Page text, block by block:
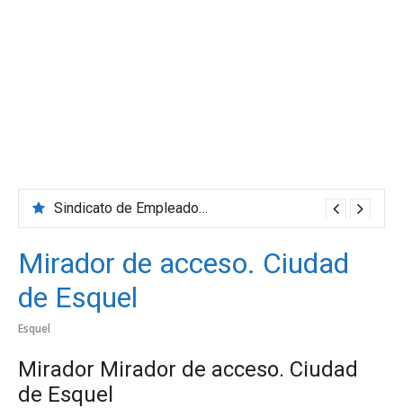
Sindicato de Empleados de Comercio
Mirador de acceso. Ciudad
de Esquel
Esquel
Mirador Mirador de acceso. Ciudad
de Esquel